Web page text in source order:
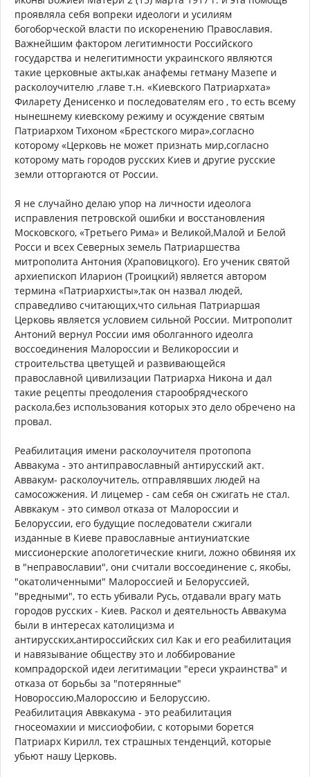
проявляла себя вопреки идеологи и усилиям
богоборческой власти по искоренению Православия.
Важнейшим фактором легитимности Российского
государства и нелегитимности украинского являются
такие церковные акты,как анафемы гетману Мазепе и
расколоучителю ,главе т.н. «Киевского Патриархата»
Филарету Денисенко и последователям его , то есть всему
нынешнему киевскому режиму и осуждение святым
Патриархом Тихоном «Брестского мира»,согласно
которому «Церковь не может признать мир,согласно
которому мать городов русских Киев и другие русские
земли отторгаются от России.
Я не случайно делаю упор на личности идеолога
исправления петровской ошибки и восстановления
Московского, «Третьего Рима» и Великой,Малой и Белой
Росси и всех Северных земель Патриаршества
митрополита Антония (Храповицкого). Его ученик святой
архиепископ Иларион (Троицкий) является автором
термина «Патриархисты»,так он назвал людей,
справедливо считающих,что сильная Патриаршая
Церковь является условием сильной России. Митрополит
Антоний вернул России имя оболганного идеолга
воссоединения Малороссии и Великороссии и
строительства цветущей и развивающейся
православной цивилизации Патриарха Никона и дал
такие рецепты преодоления старообрядческого
раскола,без использования которых это дело обречено на
провал.
Реабилитация имени расколоучителя протопопа
Аввакума - это антиправославный антирусский акт.
Аввакум- расколоучитель, отправлявших людей на
самосожжения. И лицемер - сам себя он сжигать не стал.
Аввкакум - это символ отказа от Малороссии и
Белоруссии, его будущие последователи сжигали
изданные в Киеве православные антиуниатские
миссионерские апологетические книги, ложно обвиняя их
в "неправославии", они считали воссоединение с, якобы,
"окатоличенными" Малороссией и Белоруссией,
"вредными", то есть убивали Русь, отдавали врагу мать
городов русских - Киев. Раскол и деятельность Аввакума
были в интересах католицизма и
антирусских,антироссийских сил Как и его реабилитация
и навязывание обществу это и лоббирование
компрадорской идеи легитимации "ереси украинства" и
отказа от борьбы за "потерянные"
Новороссию,Малороссию и Белоруссию.
Реабилитация Аввкакума - это реабилитация
гносеомахии и миссиофобии, с которыми борется
Патриарх Кирилл, тех страшных тенденций, которые
убьют нашу Церковь.